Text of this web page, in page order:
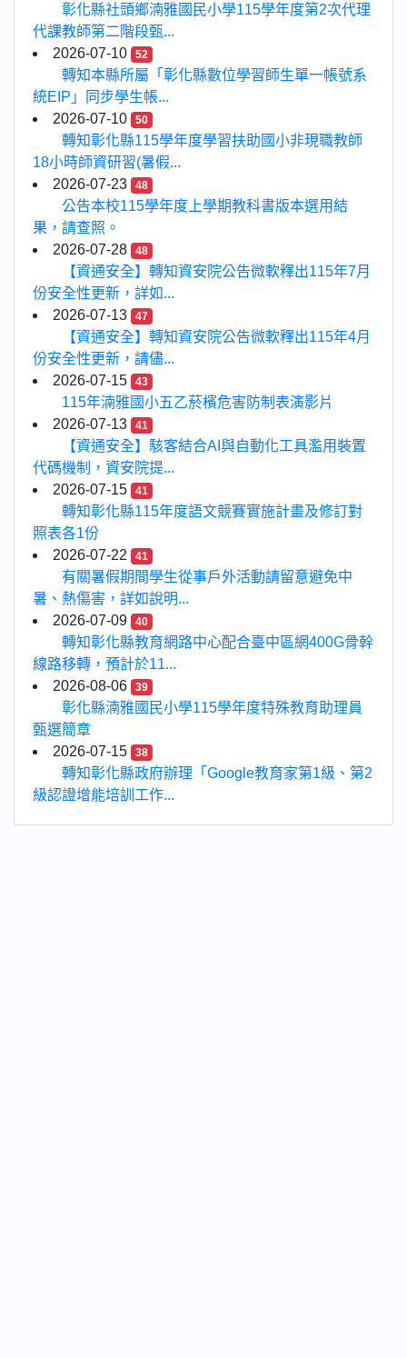
彰化縣社頭鄉湳雅國民小學115學年度第2次代理
代課教師第二階段甄...
2026-07-10
52
轉知本縣所屬「彰化縣數位學習師生單一帳號系
統EIP」同步學生帳...
2026-07-10
50
轉知彰化縣115學年度學習扶助國小非現職教師
18小時師資研習(暑假...
2026-07-23
48
公告本校115學年度上學期教科書版本選用結
果，請查照。
2026-07-28
48
【資通安全】轉知資安院公告微軟釋出115年7月
份安全性更新，詳如...
2026-07-13
47
【資通安全】轉知資安院公告微軟釋出115年4月
份安全性更新，請儘...
2026-07-15
43
115年湳雅國小五乙菸檳危害防制表演影片
2026-07-13
41
【資通安全】駭客結合AI與自動化工具濫用裝置
代碼機制，資安院提...
2026-07-15
41
轉知彰化縣115年度語文競賽實施計畫及修訂對
照表各1份
2026-07-22
41
有關暑假期間學生從事戶外活動請留意避免中
暑、熱傷害，詳如說明...
2026-07-09
40
轉知彰化縣教育網路中心配合臺中區網400G骨幹
線路移轉，預計於11...
2026-08-06
39
彰化縣湳雅國民小學115學年度特殊教育助理員
甄選簡章
2026-07-15
38
轉知彰化縣政府辦理「Google教育家第1級、第2
級認證增能培訓工作...